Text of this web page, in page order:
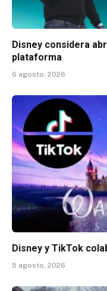
Disney considera
plataforma
6 agosto, 2026
Disney y TikTok
5 agosto, 2026